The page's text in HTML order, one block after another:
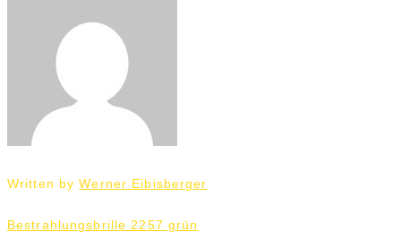
Written byWerner Eibisberger
Beitrags-
Navigation
Bestrahlungsbrille 2257 grün